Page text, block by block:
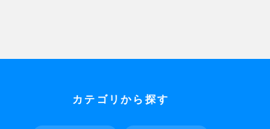
カテゴリから探す